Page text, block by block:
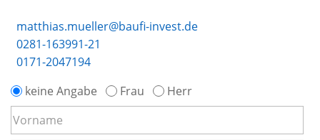
matthias.mueller@baufi-invest.de
0281-163991-21
0171-2047194
keine Angabe
Frau Herr